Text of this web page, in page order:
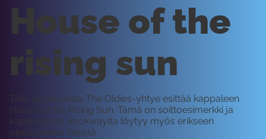
House of the
rising sun
Tällä oppitunnilla The Oldies-yhtye esittää kappaleen
House of the Rising Sun. Tämä on soittoesimerkki ja
kappaleesta. Rockwaylta löytyy myös erikseen
opetusvideo biisistä.